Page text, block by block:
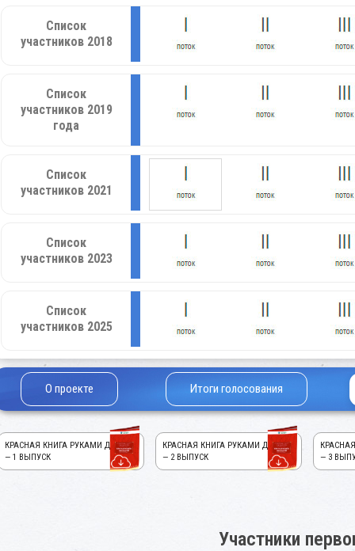
Список
участников 2018
Список
участников 2019
года
Список
участников 2021
Список
участников 2023
Список
участников 2025
О проекте Итоги голосования
КРАСНАЯ КНИГА РУКАМИ ДЕТЕЙ!
— 1 ВЫПУСК
КРАСНАЯ КНИГА РУКАМИ ДЕТЕЙ!
— 2 ВЫПУСК
— 3
Участники